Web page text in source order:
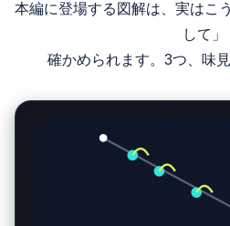
ること、木星の衛星が
の新しい事実を明らか
での常識だった「天界は
場は、それまで肉眼で
の姿を一変させ、天文
本から変えてしまった
観測を始めてから400年
本編に登場する図解は、実はこ
して」
確かめられます。3つ、味